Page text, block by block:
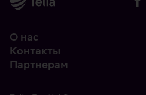
О нас
Контакты
Партнерам